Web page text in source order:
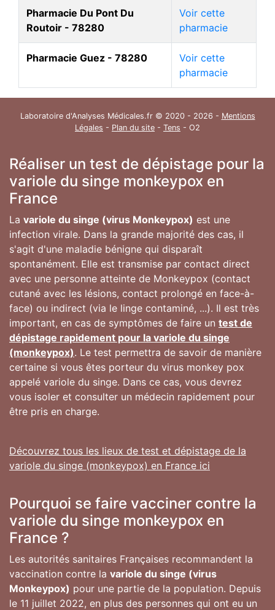
Pharmacie Du Pont Du
Routoir - 78280
Voir cette
pharmacie
Pharmacie Guez - 78280
Voir cette
pharmacie
Laboratoire d'Analyses Médicales.fr © 2020 - 2026 - Mentions
Légales - Plan du site - Tens - O2
Réaliser un test de dépistage pour la
variole du singe monkeypox en
France
La variole du singe (virus Monkeypox) est une
infection virale. Dans la grande majorité des cas, il
s'agit d'une maladie bénigne qui disparaît
spontanément. Elle est transmise par contact direct
avec une personne atteinte de Monkeypox (contact
cutané avec les lésions, contact prolongé en face-à-
face) ou indirect (via le linge contaminé, ...). Il est très
important, en cas de symptômes de faire un test de
dépistage rapidement pour la variole du singe
(monkeypox). Le test permettra de savoir de manière
certaine si vous êtes porteur du virus monkey pox
appelé variole du singe. Dans ce cas, vous devrez
vous isoler et consulter un médecin rapidement pour
être pris en charge.
Découvrez tous les lieux de test et dépistage de la
variole du singe (monkeypox) en France ici
Pourquoi se faire vacciner contre la
variole du singe monkeypox en
France ?
Les autorités sanitaires Françaises recommandent la
vaccination contre la variole du singe (virus
Monkeypox) pour une partie de la population. Depuis
le 11 juillet 2022, en plus des personnes qui ont eu un